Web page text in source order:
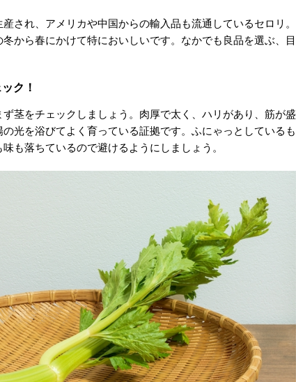
され、アメリカや中国からの輸入品も流通しているセロリ。
から春にかけて特においしいです。なかでも良品を選ぶ、目
ク！
茎をチェックしましょう。肉厚で太く、ハリがあり、筋が盛
光を浴びてよく育っている証拠です。ふにゃっとしているも
も落ちているので避けるようにしましょう。